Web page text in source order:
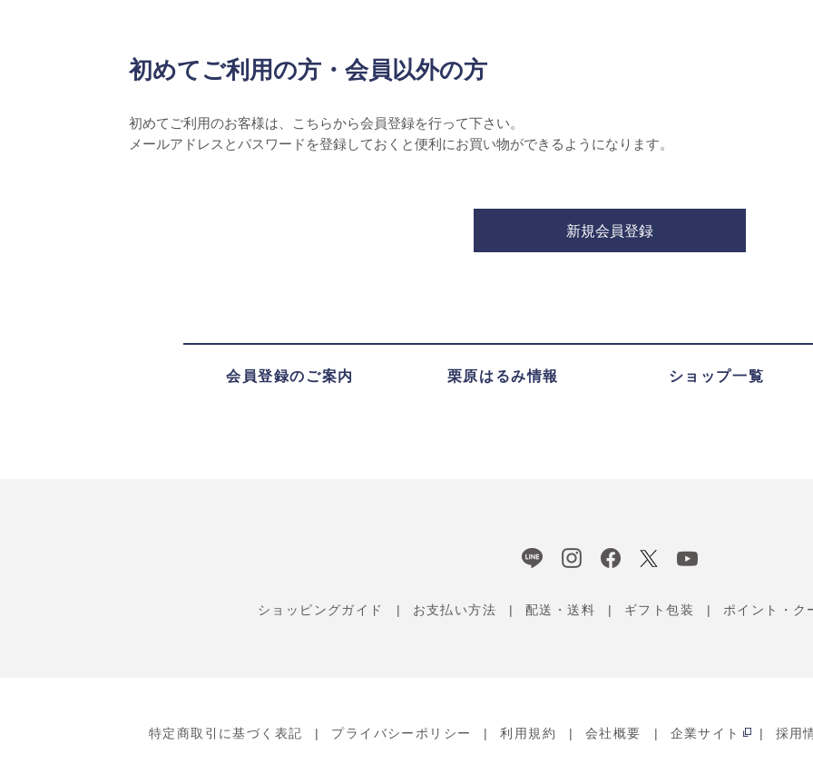
初めてご利用の方・会員以外の方
初めてご利用のお客様は、こちらから会員登録を行って下さい。
メールアドレスとパスワードを登録しておくと便利にお買い物ができるようになります。
会員登録のご案内 栗原はるみ情報 ショップ一覧
ショッピングガイド お支払い方法 配送・送料 ギフト包装 ポイント・ク
特定商取引に基づく表記 プライバシーポリシー 利用規約 会社概要 企業サイト 採用